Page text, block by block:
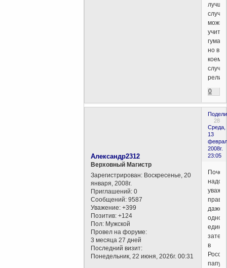
случае
можно
учить
но в
коем
случае
0
28
Среда,
13
2008г.
23:05
Александр2312
Верховный Магистр
Зарегистрирован: Воскресенье, 20
января, 2008г.
Приглашений: 0
Сообщений: 9587
Уважение: +399
Позитив: +124
Пол: Мужской
Провел на форуме:
3 месяца 27 дней
Последний визит:
Понедельник, 22 июня, 2026г. 00:31
надо
права
даже
в